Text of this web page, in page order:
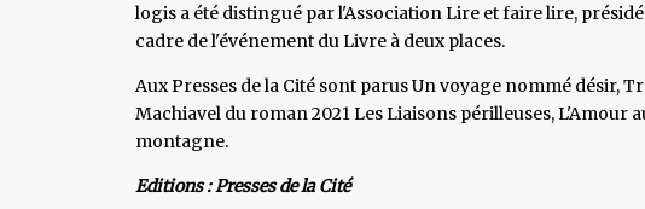
logis a été distingué par l'Association Lire et faire lire,
cadre de l'événement du Livre à deux places.
Aux Presses de la Cité sont parus Un voyage nommé désir,
Machiavel du roman 2021 Les Liaisons périlleuses, L'Amour
montagne.
Editions : Presses de la Cité